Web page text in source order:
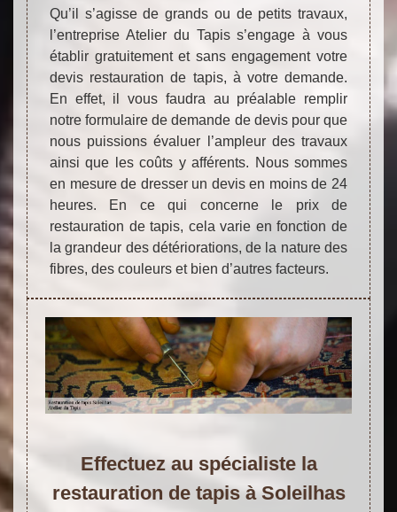
Qu’il s’agisse de grands ou de petits travaux,
l’entreprise Atelier du Tapis s’engage à vous
établir gratuitement et sans engagement votre
devis restauration de tapis, à votre demande.
En effet, il vous faudra au préalable remplir
notre formulaire de demande de devis pour que
nous puissions évaluer l’ampleur des travaux
ainsi que les coûts y afférents. Nous sommes
en mesure de dresser un devis en moins de 24
heures. En ce qui concerne le prix de
restauration de tapis, cela varie en fonction de
la grandeur des détériorations, de la nature des
fibres, des couleurs et bien d’autres facteurs.
Effectuez au spécialiste la
restauration de tapis à Soleilhas